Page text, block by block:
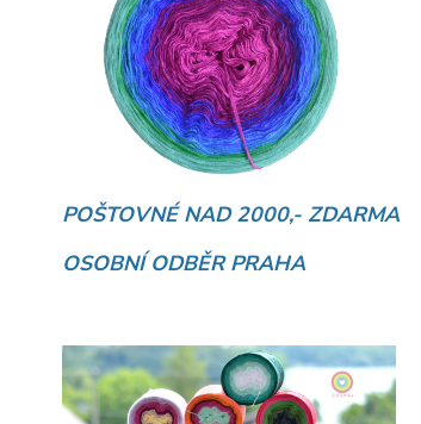
POŠTOVNÉ NAD 2000,- ZDARMA
OSOBNÍ ODBĚR PRAHA